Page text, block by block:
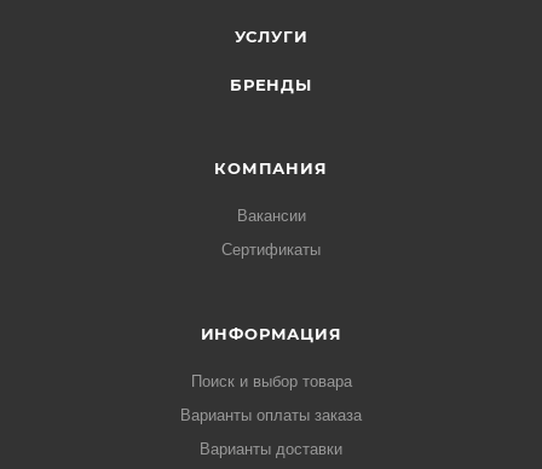
УСЛУГИ
БРЕНДЫ
КОМПАНИЯ
Вакансии
Сертификаты
ИНФОРМАЦИЯ
Поиск и выбор товара
Варианты оплаты заказа
Варианты доставки